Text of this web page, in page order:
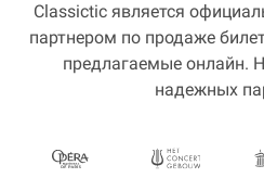
Classictic является
партнером по продаже
предлагаемые онлайн.
надежных